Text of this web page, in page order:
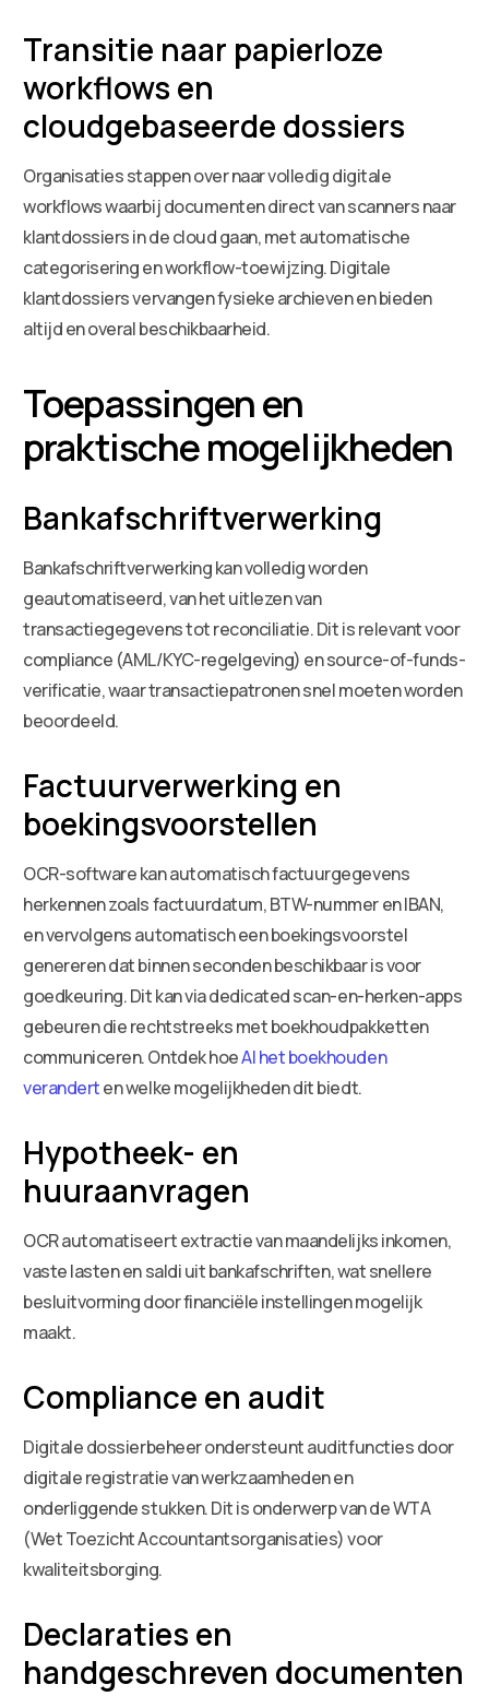
Transitie naar papierloze
workflows en
cloudgebaseerde dossiers
Organisaties stappen over naar volledig digitale
workflows waarbij documenten direct van scanners naar
klantdossiers in de cloud gaan, met automatische
categorisering en workflow-toewijzing. Digitale
klantdossiers vervangen fysieke archieven en bieden
altijd en overal beschikbaarheid.
Toepassingen en
praktische mogelijkheden
Bankafschriftverwerking
Bankafschriftverwerking kan volledig worden
geautomatiseerd, van het uitlezen van
transactiegegevens tot reconciliatie. Dit is relevant voor
compliance (AML/KYC-regelgeving) en source-of-funds-
verificatie, waar transactiepatronen snel moeten worden
beoordeeld.
Factuurverwerking en
boekingsvoorstellen
OCR-software kan automatisch factuurgegevens
herkennen zoals factuurdatum, BTW-nummer en IBAN,
en vervolgens automatisch een boekingsvoorstel
genereren dat binnen seconden beschikbaar is voor
goedkeuring. Dit kan via dedicated scan-en-herken-apps
gebeuren die rechtstreeks met boekhoudpakketten
communiceren. Ontdek hoeAI het boekhouden
veranderten welke mogelijkheden dit biedt.
Hypotheek- en
huuraanvragen
OCR automatiseert extractie van maandelijks inkomen,
vaste lasten en saldi uit bankafschriften, wat snellere
besluitvorming door financiële instellingen mogelijk
maakt.
Compliance en audit
Digitale dossierbeheer ondersteunt auditfuncties door
digitale registratie van werkzaamheden en
onderliggende stukken. Dit is onderwerp van de WTA
(Wet Toezicht Accountantsorganisaties) voor
kwaliteitsborging.
Declaraties en
handgeschreven documenten